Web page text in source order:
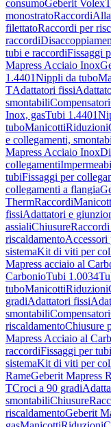
consumoGeberit Volex
monostratoRaccordi
filettatoRaccordi per
raccordi
tubi e raccordiFissaggi
Mapress Acciaio Inox
1.4401Nippli da tubo
TAdattatori fissi
smontabiliCompensatori
Inox, gasTubi 1.4401
tuboManicottiRiduzioni
e collegamenti,
Mapress Acciaio Inox
collegamenti
tubiFissaggi per
collegamenti a flangia
ThermRaccordi
fissiAdattatori e
assialiChiusure
riscaldamentoAccessori
sistemaKit di viti per
Mapress acciaio al
CarbonioTubi 1.0034
tuboManicottiRiduzioni
gradiAdattatori fissi
smontabiliCompensatori
riscaldamentoChiusure
Mapress Acciaio al
raccordiFissaggi per tubi
sistemaKit di viti per
RameGeberit Mapress
TCroci a 90 gradi
smontabiliChiusure
riscaldamentoGeberit